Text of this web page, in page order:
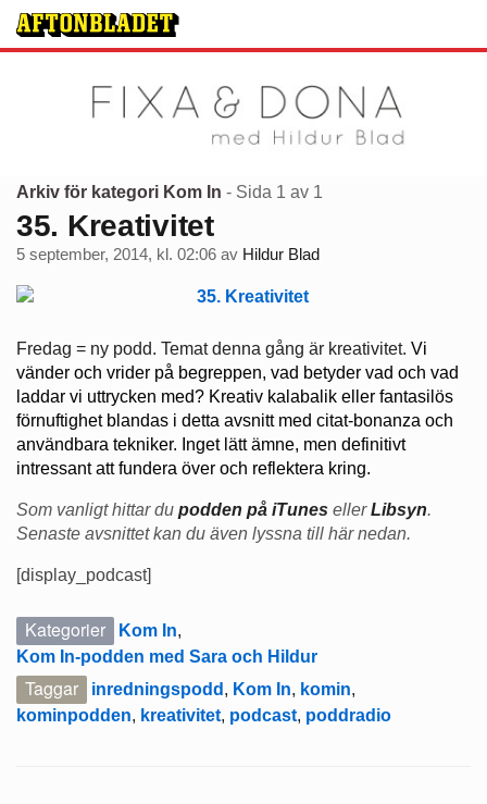
Arkiv för kategori Kom In - Sida 1 av 1
35. Kreativitet
5 september, 2014, kl. 02:06 av Hildur Blad
Fredag = ny podd. Temat denna gång är kreativitet. Vi
vänder och vrider på begreppen, vad betyder vad och vad
laddar vi uttrycken med? Kreativ kalabalik eller fantasilös
förnuftighet blandas i detta avsnitt med citat-bonanza och
användbara tekniker. Inget lätt ämne, men definitivt
intressant att fundera över och reflektera kring.
Som vanligt hittar du podden på iTunes ellerLibsyn.
Senaste avsnittet kan du även lyssna till här nedan.
[display_podcast]
Kategorier Kom In,
Kom In-podden med Sara och Hildur
Taggar inredningspodd , Kom In, komin,
kominpodden, kreativitet, podcast, poddradio